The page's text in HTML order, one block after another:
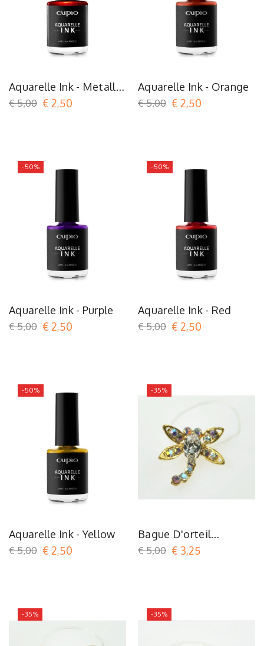
Aquarelle Ink - Metallic
Red
€ 5,00 € 2,50
Aquarelle Ink - Orange
€ 5,00 € 2,50
-50%
Aquarelle Ink - Purple
€ 5,00 € 2,50
-50%
Aquarelle Ink - Red
€ 5,00 € 2,50
-50%
Aquarelle Ink - Yellow
€ 5,00 € 2,50
-35%
Bague D'orteil
Dragonfly AB
€ 5,00 € 3,25
-35% -35%